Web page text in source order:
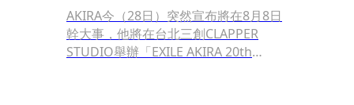
AKIRA今（28日）突然宣布將在8月8日
幹大事，他將在台北三創CLAPPER
STUDIO舉辦「EXILE AKIRA 20th